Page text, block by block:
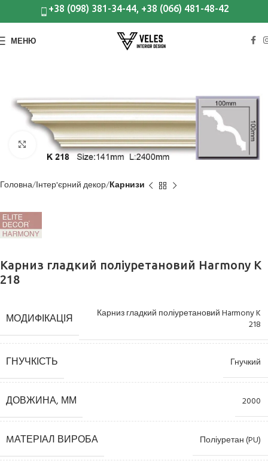
+38 (098) 381-34-44, +38 (066) 481-48-42
МЕНЮ
Клацніть, щоб збільшити
Головна Інтер'єрний декор Карнизи
Карниз гладкий поліуретановий Harmony K
218
МОДИФІКАЦІЯ
Карниз гладкий поліуретановий Harmony K
218
ГНУЧКІСТЬ Гнучкий
ДОВЖИНА, ММ 2000
MАТЕРІАЛ ВИРОБА Поліуретан (PU)